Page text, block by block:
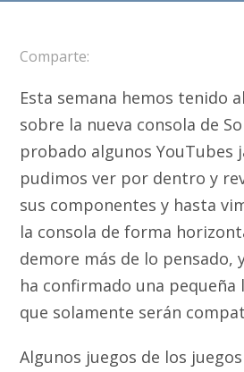
Comparte:
Esta semana hemos tenido
sobre la nueva consola de
probado algunos YouTubes
pudimos ver por dentro y
sus componentes y hasta
la consola de forma
demore más de lo pensado,
ha confirmado una pequeña
que solamente serán
Algunos juegos de los